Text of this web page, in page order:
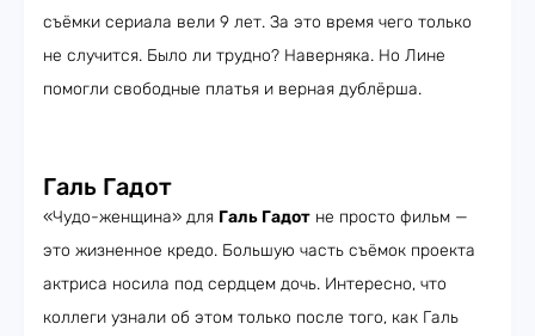
съёмки сериала вели 9 лет. За это время чего только
не случится. Было ли трудно? Наверняка. Но Лине
помогли свободные платья и верная дублёрша.
Галь Гадот
«Чудо-женщина» для Галь Гадот не просто фильм —
это жизненное кредо. Большую часть съёмок проекта
актриса носила под сердцем дочь. Интересно, что
коллеги узнали об этом только после того, как Галь